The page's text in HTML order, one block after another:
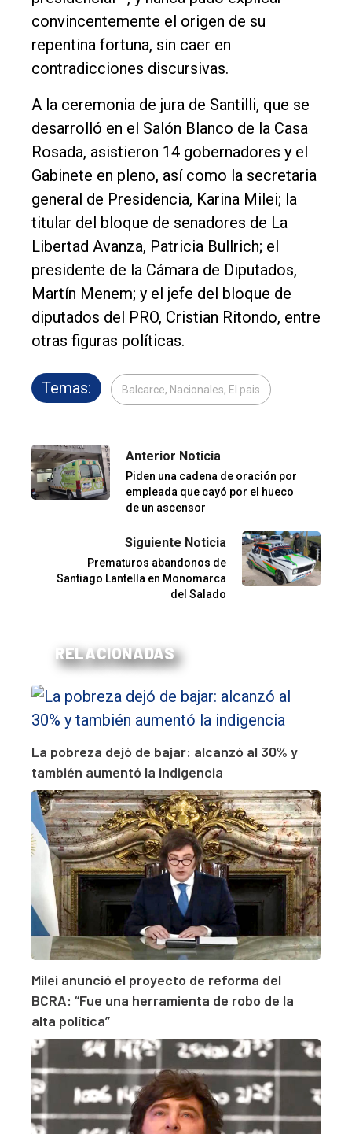
convincentemente el origen de su
repentina fortuna, sin caer en
contradicciones discursivas.
A la ceremonia de jura de Santilli, que se
desarrolló en el Salón Blanco de la Casa
Rosada, asistieron 14 gobernadores y el
Gabinete en pleno, así como la secretaria
general de Presidencia, Karina Milei; la
titular del bloque de senadores de La
Libertad Avanza, Patricia Bullrich; el
presidente de la Cámara de Diputados,
Martín Menem; y el jefe del bloque de
diputados del PRO, Cristian Ritondo, entre
otras figuras políticas.
Temas: Balcarce, Nacionales, El pais
Anterior Noticia
Piden una cadena de oración por
empleada que cayó por el hueco
de un ascensor
Siguiente Noticia
Prematuros abandonos de
Santiago Lantella en Monomarca
del Salado
RELACIONADAS
La pobreza dejó de bajar: alcanzó al 30% y
también aumentó la indigencia
Milei anunció el proyecto de reforma del
BCRA: “Fue una herramienta de robo de la
alta política”